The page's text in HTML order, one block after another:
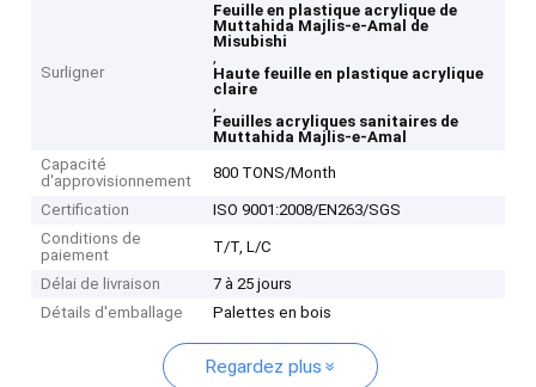
Surligner
Feuille en plastique acrylique de
Muttahida Majlis-e-Amal de
Misubishi
,
Haute feuille en plastique acrylique
claire
,
Feuilles acryliques sanitaires de
Muttahida Majlis-e-Amal
Capacité
d'approvisionnement
800 TONS/Month
Certification
ISO 9001:2008/EN263/SGS
Conditions de
paiement
T/T, L/C
Délai de livraison
7 à 25 jours
Détails d'emballage
Palettes en bois
Regardez plus